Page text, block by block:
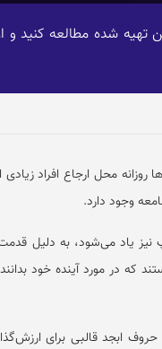
ادامه متن تهیه شده مطالعه
روزانه محل ارجاع افراد
وجود دارد.
یاد می‌شود، به دلیل قدمت
در مورد آینده خود بدانند
حروف ابجد قالبی برای